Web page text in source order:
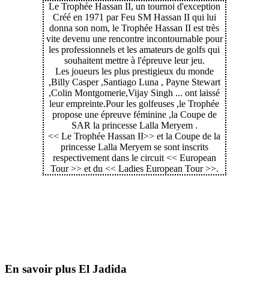
Le Trophée Hassan II, un tournoi d'exception
Créé en 1971 par Feu SM Hassan II qui lui
donna son nom, le Trophée Hassan II est très
vite devenu une rencontre incontournable pour
les professionnels et les amateurs de golfs qui
souhaitent mettre à l'épreuve leur jeu.
Les joueurs les plus prestigieux du monde
,Billy Casper ,Santiago Luna , Payne Stewart
,Colin Montgomerie,Vijay Singh ... ont laissé
leur empreinte.Pour les golfeuses ,le Trophée
propose une épreuve féminine ,la Coupe de
SAR la princesse Lalla Meryem .
<< Le Trophée Hassan II>> et la Coupe de la
princesse Lalla Meryem se sont inscrits
respectivement dans le circuit << European
Tour >> et du << Ladies European Tour >>.
En savoir plus El Jadida